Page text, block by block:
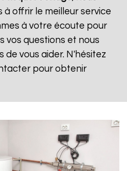
à offrir le meilleur service
à votre écoute pour
vos questions et nous
de vous aider. N'hésitez
pour obtenir